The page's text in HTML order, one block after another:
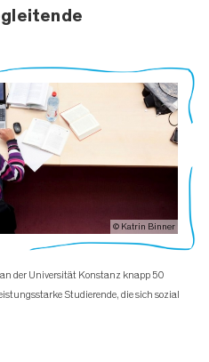
© Katrin Binner
der Universität Konstanz knapp 50
Studierende, die sich sozial